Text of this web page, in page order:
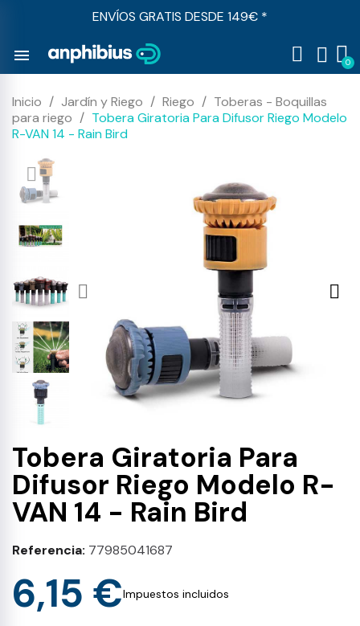
ENVÍOS GRATIS DESDE 149€ *
menu
Inicio Jardín y Riego Riego
Toberas - Boquillas
para riego
Tobera Giratoria Para Difusor Riego Modelo
R-VAN 14 - Rain Bird
Tobera Giratoria Para
Difusor Riego Modelo R-
VAN 14 - Rain Bird
Referencia 77985041687
6,15 €Impuestos incluidos